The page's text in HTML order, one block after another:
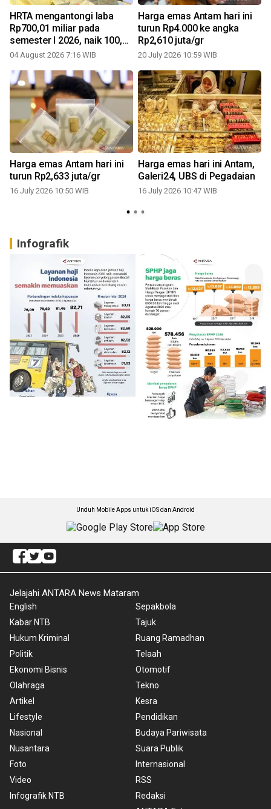
HRTA mengantongi laba
Rp700,01 miliar pada
semester I 2026, naik 100,86
persen
04 August 2026 7:16 WIB
Harga emas Antam hari ini
turun Rp4.000 ke angka
Rp2,610 juta/gr
20 July 2026 10:59 WIB
Harga emas Antam hari ini
turun Rp2,633 juta/gr
16 July 2026 10:50 WIB
Harga emas hari ini Antam,
Galeri24, UBS di Pegadaian
16 July 2026 10:47 WIB
Infografik
Unduh Mobile Apps untuk iOS dan Android
Jelajahi ANTARA News Mataram
English
Kabar NTB
Hukum Kriminal
Politik
Ekonomi Bisnis
Olahraga
Artikel
Lifestyle
Nasional
Nusantara
Foto
Video
Infografik NTB
Sepakbola
Tajuk
Ruang Ramadhan
Telaah
Otomotif
Tekno
Kesra
Pendidikan
Budaya Pariwisata
Suara Publik
Internasional
RSS
Redaksi